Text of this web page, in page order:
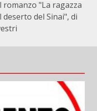
"La ragazza
del Sinai", di